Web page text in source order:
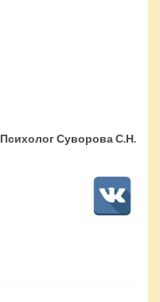
Психолог Суворова С.Н.